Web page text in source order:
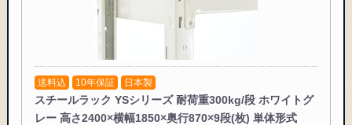
送料込 10年保証 日本製
スチールラック YSシリーズ 耐荷重300kg/段 ホワイトグ
レー 高さ2400×横幅1850×奥行870×9段(枚) 単体形式